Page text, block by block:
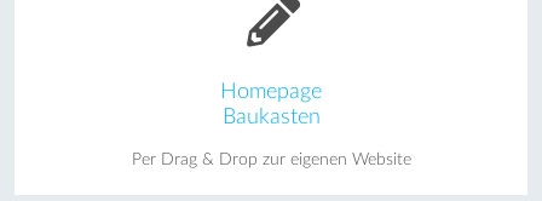
Homepage
Baukasten
Per Drag & Drop zur eigenen Website